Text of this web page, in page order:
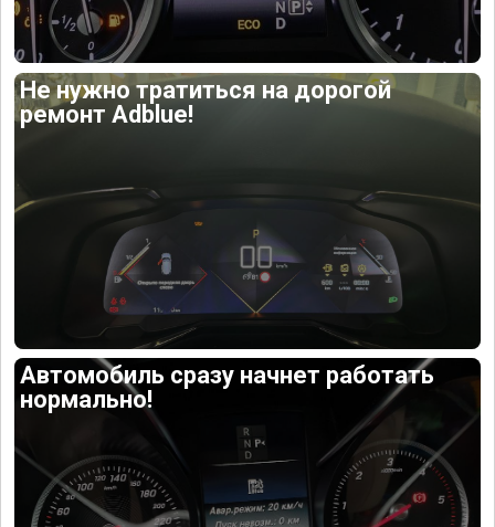
Не нужно тратиться на дорогой
ремонт Adblue!
Автомобиль сразу начнет работать
нормально!